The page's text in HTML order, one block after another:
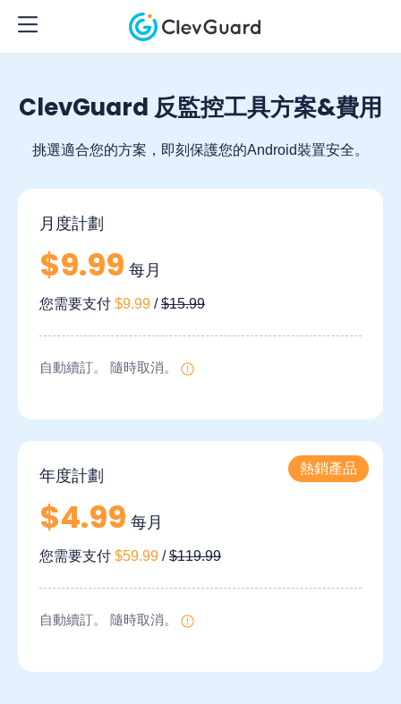
ClevGuard 反監控工具方案&費用
挑選適合您的方案，即刻保護您的Android裝置安全。
月度計劃
$9.99 每月
您需要支付 $9.99 /$15.99
自動續訂。 隨時取消。
年度計劃
$4.99 每月
您需要支付 $59.99 /$119.99
自動續訂。 隨時取消。